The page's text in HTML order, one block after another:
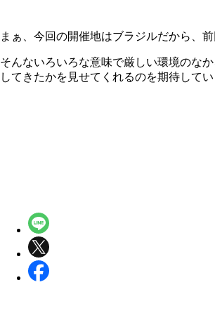
まぁ、今回の開催地はブラジルだから、
そんないろいろな意味で厳しい環境のな
してきたかを見せてくれるのを期待してい